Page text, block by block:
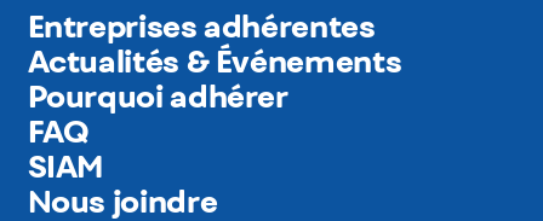
Entreprises adhérentes
Actualités & Événements
Pourquoi adhérer
FAQ
SIAM
Nous joindre